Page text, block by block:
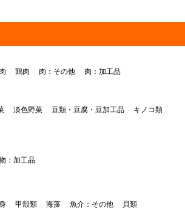
鶏肉 肉：その他 肉：加工品
淡色野菜 豆類・豆腐・豆加工品
キノコ類
：加工品
甲殻類 海藻 魚介：その他 貝類